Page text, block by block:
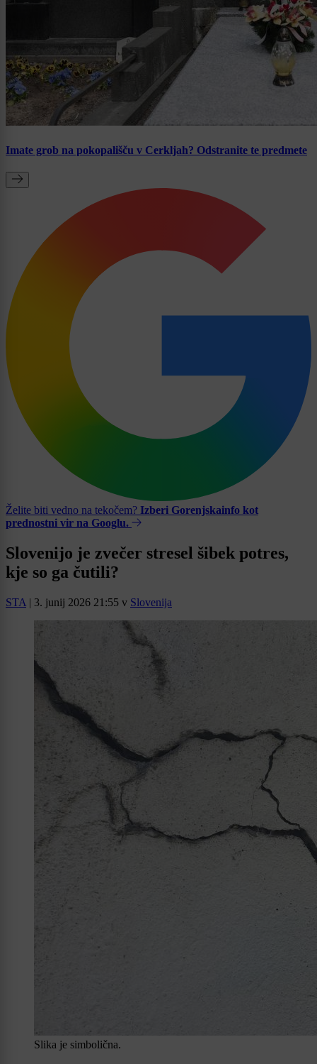
Imate grob na pokopališču v Cerkljah? Odstranite te predmete
Želite biti vedno na tekočem? Izberi Gorenjskainfo kot
prednostni vir na Googlu.
Slovenijo je zvečer stresel šibek potres,
kje so ga čutili?
STA | 3. junij 2026 21:55 v Slovenija
Slika je simbolična.